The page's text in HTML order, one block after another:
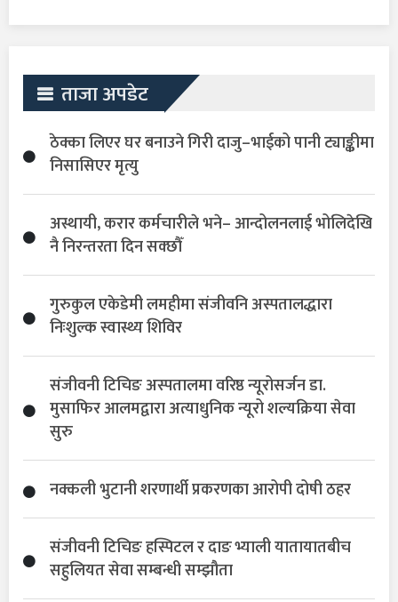
ताजा अपडेट
ठेक्का लिएर घर बनाउने गिरी दाजु–भाईको पानी ट्याङ्कीमा
निसासिएर मृत्यु
अस्थायी, करार कर्मचारीले भने– आन्दोलनलाई भोलिदेखि
नै निरन्तरता दिन सक्छौँ
गुरुकुल एकेडेमी लमहीमा संजीवनि अस्पतालद्धारा
निःशुल्क स्वास्थ्य शिविर
संजीवनी टिचिङ अस्पतालमा वरिष्ठ न्यूरोसर्जन डा.
मुसाफिर आलमद्वारा अत्याधुनिक न्यूरो शल्यक्रिया सेवा
सुरु
नक्कली भुटानी शरणार्थी प्रकरणका आरोपी दोषी ठहर
संजीवनी टिचिङ हस्पिटल र दाङ भ्याली यातायातबीच
सहुलियत सेवा सम्बन्धी सम्झौता